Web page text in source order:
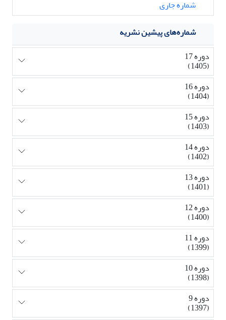
شماره جاری
شماره‌های پیشین نشریه
دوره 17
(1405)
دوره 16
(1404)
دوره 15
(1403)
دوره 14
(1402)
دوره 13
(1401)
دوره 12
(1400)
دوره 11
(1399)
دوره 10
(1398)
دوره 9
(1397)